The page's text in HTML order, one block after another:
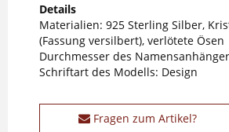
Details
Materialien: 925 Sterling Silber,
(Fassung versilbert), verlötete Ösen
Durchmesser des
Schriftart des Modells: Design
Fragen zum Artikel?